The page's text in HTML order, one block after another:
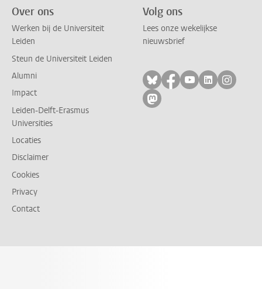
Over ons
Werken bij de Universiteit
Leiden
Steun de Universiteit Leiden
Alumni
Impact
Leiden-Delft-Erasmus
Universities
Locaties
Disclaimer
Cookies
Privacy
Contact
Volg ons
Lees onze wekelijkse
nieuwsbrief
Volg ons op bluesky
Volg ons op
Volg ons op
Volg ons
Volg
Volg ons op mastodon